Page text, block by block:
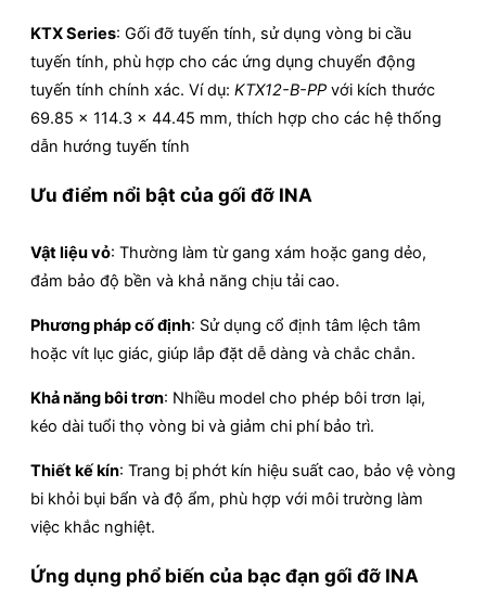
KTX Series: Gối đỡ tuyến tính, sử dụng vòng bi cầu
tuyến tính, phù hợp cho các ứng dụng chuyển động
tuyến tính chính xác. Ví dụ: KTX12-B-PP với kích thước
69.85 x 114.3 x 44.45 mm, thích hợp cho các hệ thống
dẫn hướng tuyến tính
Ưu điểm nổi bật của gối đỡ INA
Vật liệu vỏ: Thường làm từ gang xám hoặc gang dẻo,
đảm bảo độ bền và khả năng chịu tải cao.
Phương pháp cố định: Sử dụng cổ định tâm lệch tâm
hoặc vít lục giác, giúp lắp đặt dễ dàng và chắc chắn.
Khả năng bôi trơn: Nhiều model cho phép bôi trơn lại,
kéo dài tuổi thọ vòng bi và giảm chi phí bảo trì.​
Thiết kế kín: Trang bị phớt kín hiệu suất cao, bảo vệ vòng
bi khỏi bụi bẩn và độ ẩm, phù hợp với môi trường làm
việc khắc nghiệt.​
Ứng dụng phổ biến của bạc đạn gối đỡ INA